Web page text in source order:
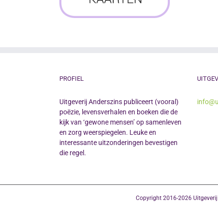
PROFIEL
Uitgeverij Anderszins publiceert (vooral)
poëzie, levensverhalen en boeken die de
kijk van ‘gewone mensen’ op samenleven
en zorg weerspiegelen. Leuke en
interessante uitzonderingen bevestigen
die regel.
Copyright 2016-2026 Uitgeverij